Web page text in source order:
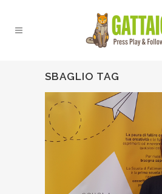
SBAGLIO TAG